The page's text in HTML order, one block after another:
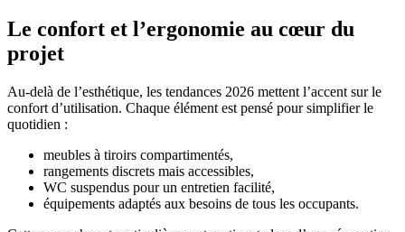
Le confort et l’ergonomie au cœur du
projet
Au-delà de l’esthétique, les tendances 2026 mettent l’accent sur le
confort d’utilisation. Chaque élément est pensé pour simplifier le
quotidien :
meubles à tiroirs compartimentés,
rangements discrets mais accessibles,
WC suspendus pour un entretien facilité,
équipements adaptés aux besoins de tous les occupants.